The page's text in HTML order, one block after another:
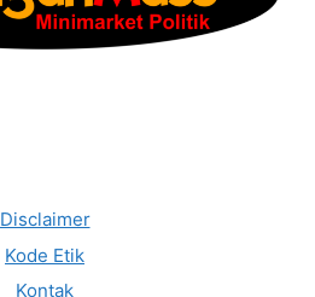
Disclaimer
Kode Etik
Kontak